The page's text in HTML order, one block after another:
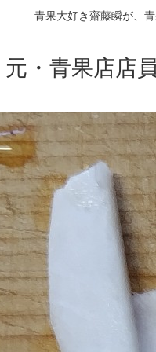
青果大好き齋藤瞬が、
元・青果店店